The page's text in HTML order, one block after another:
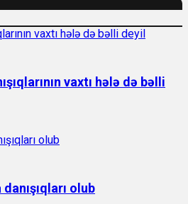
vaxtı hələ də bəlli
olub